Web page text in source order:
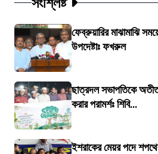
ফেব্রুয়ারির মাঝামাঝি
উপদেষ্টাঃ ফখরুল
ছাত্রদল সভাপতিকে অতীত
করার পরামর্শঃ শিবি...
ইশরাকের মেয়র পদে